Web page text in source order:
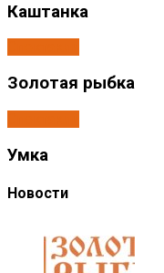
Каштанка
Золотая рыбка
Умка
Новости